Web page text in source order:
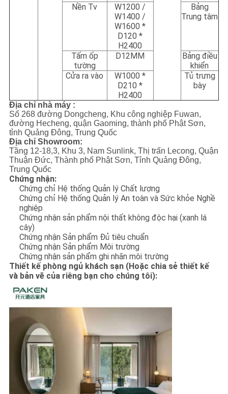
Nền Tv
W1200 /
W1400 /
W1600 *
D120 *
H2400
Bảng
Trung tâm
Tấm ốp
tường
D12MM
Bảng điều
khiển
Cửa ra vào
W1000 *
D210 *
H2400
Tủ trưng
bày
Địa chỉ nhà máy :
Số 268 đường Dongcheng, Khu công nghiệp Fuwan,
đường Hecheng, quận Gaoming, thành phố Phật Sơn,
tỉnh Quảng Đông, Trung Quốc
Địa chỉ Showroom:
Tầng 12-18,3, Khu 3, Nam Sunlink, Thị trấn Lecong, Quận
Thuận Đức, Thành phố Phật Sơn, Tỉnh Quảng Đông,
Trung Quốc
Chứng nhận:
Chứng chỉ Hệ thống Quản lý Chất lượng
Chứng chỉ Hệ thống Quản lý An toàn và Sức khỏe Nghề
nghiệp
Chứng nhận sản phẩm nội thất không độc hại (xanh lá
cây)
Chứng nhận Sản phẩm Đủ tiêu chuẩn
Chứng nhận Sản phẩm Môi trường
Chứng nhận sản phẩm ghi nhãn môi trường
Thiết kế phòng ngủ khách sạn (Hoặc chia sẻ thiết kế
và bản vẽ của riêng bạn cho chúng tôi):